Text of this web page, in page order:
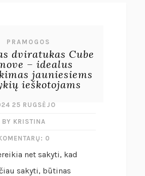
PRAMOGOS
dviratukas Cube
– idealus
jauniesiems
ieškotojams
25 RUGSĖJO
BY KRISTINA
0
net sakyti, kad
sakyti, būtinas